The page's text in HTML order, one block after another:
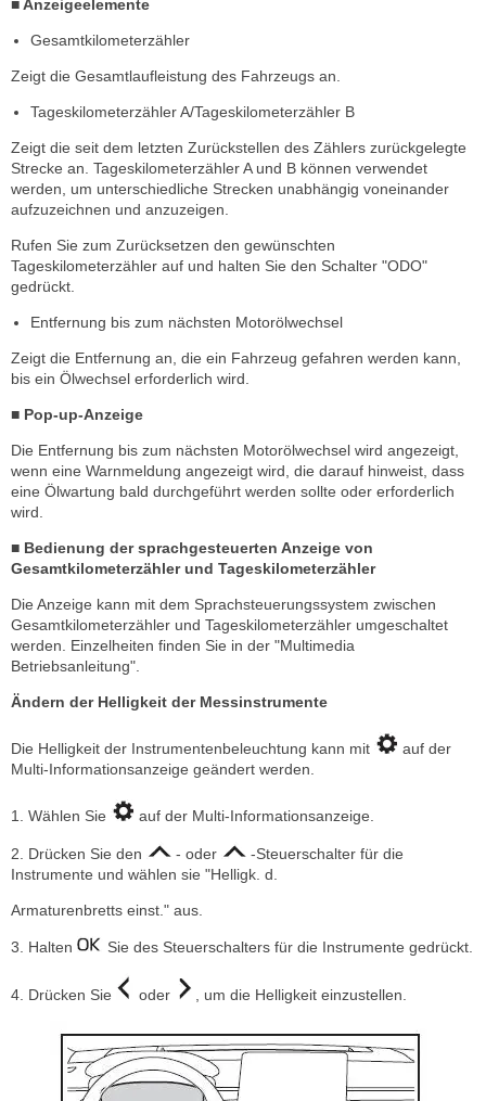
■ Anzeigeelemente
Gesamtkilometerzähler
Zeigt die Gesamtlaufleistung des Fahrzeugs an.
Tageskilometerzähler A/Tageskilometerzähler B
Zeigt die seit dem letzten Zurückstellen des Zählers zurückgelegte
Strecke an. Tageskilometerzähler A und B können verwendet
werden, um unterschiedliche Strecken unabhängig voneinander
aufzuzeichnen und anzuzeigen.
Rufen Sie zum Zurücksetzen den gewünschten
Tageskilometerzähler auf und halten Sie den Schalter "ODO"
gedrückt.
Entfernung bis zum nächsten Motorölwechsel
Zeigt die Entfernung an, die ein Fahrzeug gefahren werden kann,
bis ein Ölwechsel erforderlich wird.
■ Pop-up-Anzeige
Die Entfernung bis zum nächsten Motorölwechsel wird angezeigt,
wenn eine Warnmeldung angezeigt wird, die darauf hinweist, dass
eine Ölwartung bald durchgeführt werden sollte oder erforderlich
wird.
■ Bedienung der sprachgesteuerten Anzeige von
Gesamtkilometerzähler und Tageskilometerzähler
Die Anzeige kann mit dem Sprachsteuerungssystem zwischen
Gesamtkilometerzähler und Tageskilometerzähler umgeschaltet
werden. Einzelheiten finden Sie in der "Multimedia
Betriebsanleitung".
Ändern der Helligkeit der Messinstrumente
Die Helligkeit der Instrumentenbeleuchtung kann mit
auf der
Multi-Informationsanzeige geändert werden.
1. Wählen Sie auf der Multi-Informationsanzeige.
2. Drücken Sie den - oder
-Steuerschalter für die
Instrumente und wählen sie "Helligk. d.
Armaturenbretts einst." aus.
3. Halten Sie des Steuerschalters für die Instrumente gedrückt.
4. Drücken Sie oder , um die Helligkeit einzustellen.